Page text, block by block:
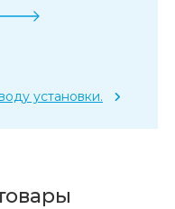
установки.